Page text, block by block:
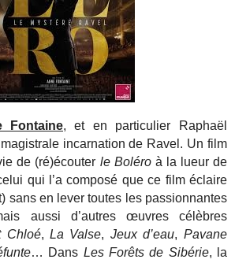
Fontaine, et en particulier Raphaël
incarnation de Ravel. Un film
de (ré)écouter le Boléroà la lueur de
qui l’a composé que ce film éclaire
sans en lever toutes les passionnantes
aussi d’autres œuvres célèbres
Chloé, La Valse, Jeux d’eau, Pavane
… Dans Les Forêts de Sibérie, la